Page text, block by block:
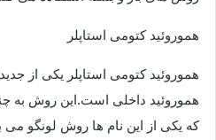
هموروئید کتومی استاپلر
هموروئید کتومی استاپلر یکی از
هموروئید داخلی است.این روش به
که یکی از این نام ها روش لونگو